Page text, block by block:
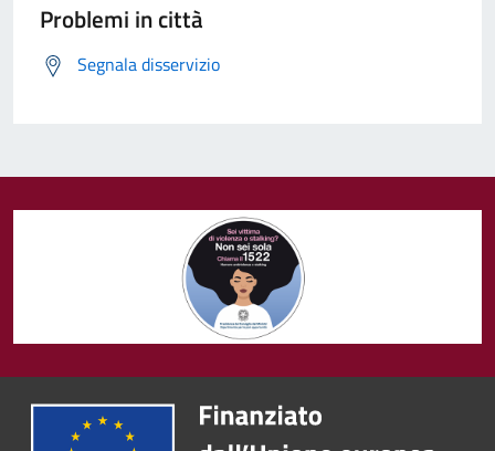
Problemi in città
Segnala disservizio